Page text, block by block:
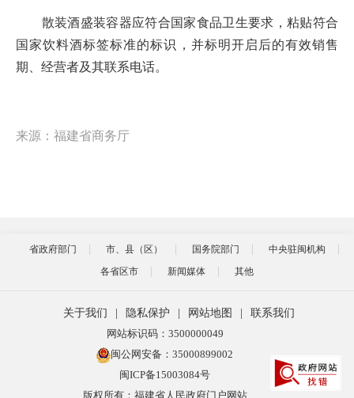
散装酒盛装容器应符合国家食品卫生要求，粘贴符合
国家饮料酒标签标准的标识，并标明开启后的有效销售
期、经营者及其联系电话。
来源：福建省商务厅
省政府部门 市、县（区） 国务院部门
中央驻闽机构
各省区市
新闻媒体 其他
关于我们 隐私保护 网站地图
联系我们
网站标识码：3500000049
闽公网安备：35000899002
闽ICP备15003084号
版权所有：福建省人民政府门户网站